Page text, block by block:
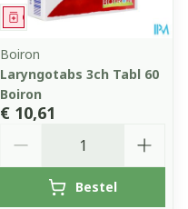
Geneesmiddel
Boiron
Laryngotabs 3ch Tabl 60
Boiron
€ 10,61
Bestel